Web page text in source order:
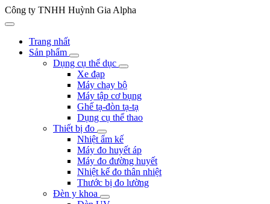
Công ty TNHH Huỳnh Gia Alpha
Trang nhất
Sản phẩm
Dụng cụ thể dục
Xe đạp
Máy chạy bộ
Máy tập cơ bụng
Ghế tạ-đòn tạ-tạ
Dụng cụ thể thao
Thiết bị đo
Nhiệt ẩm kế
Máy đo huyết áp
Máy đo đường huyết
Nhiệt kế đo thân nhiệt
Thước bị đo lường
Đèn y khoa